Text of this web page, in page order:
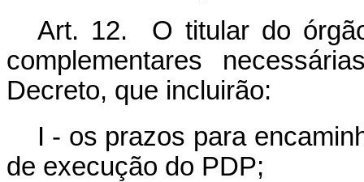
Art. 12. O titular do
complementares
Decreto, que incluirão:
I - os prazos para
de execução do PDP;